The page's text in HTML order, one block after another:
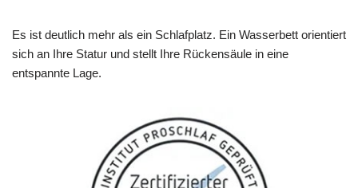
Es ist deutlich mehr als ein Schlafplatz. Ein Wasserbett orientiert
sich an Ihre Statur und stellt Ihre Rückensäule in eine
entspannte Lage.